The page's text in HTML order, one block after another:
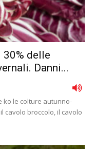
delle
Danni...
ko le colture autunno-
cavolo broccolo, il cavolo